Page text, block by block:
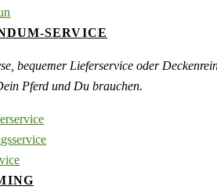
SERVICE
bequemer Lieferservice oder
Pferd und Du brauchen.